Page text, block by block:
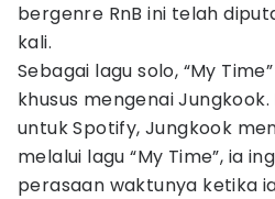
bergenre RnB ini telah
kali.
Sebagai lagu solo, “My
khusus mengenai
untuk Spotify, Jungkook
melalui lagu “My Time”, ia
perasaan waktunya ketika